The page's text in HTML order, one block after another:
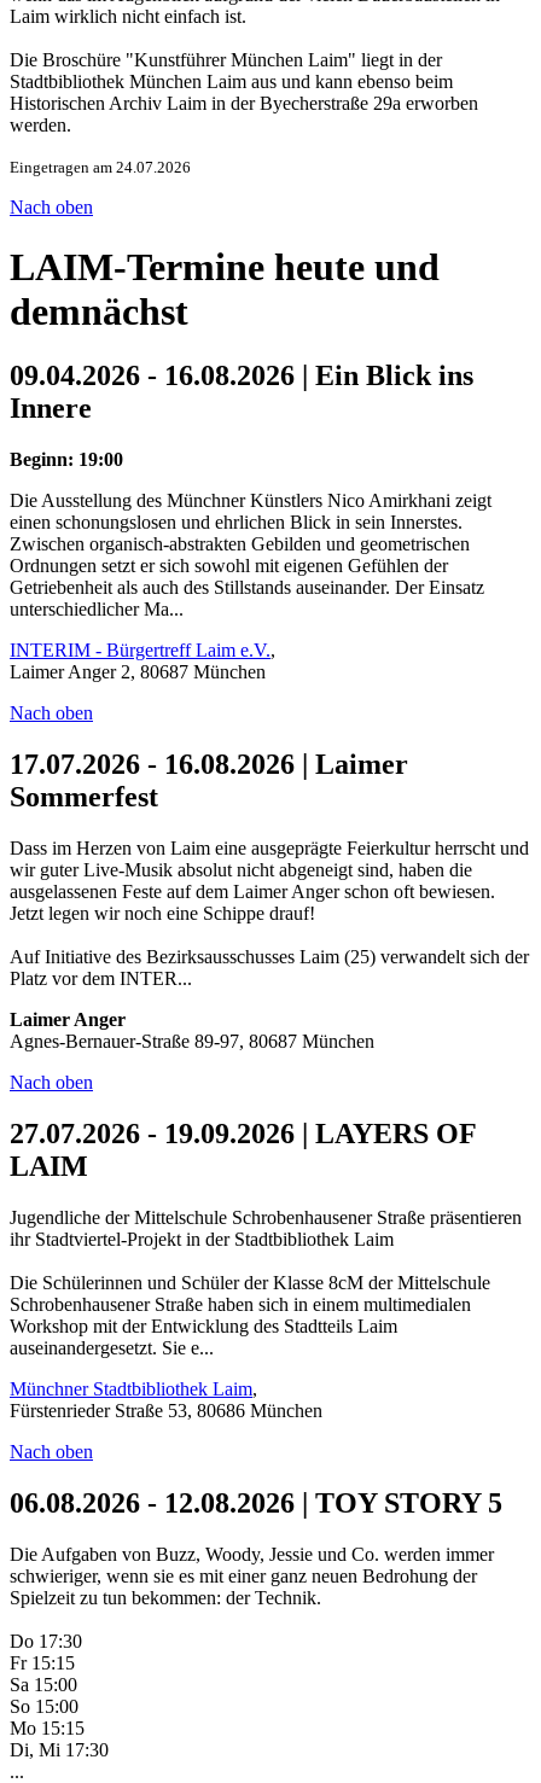
Laim wirklich nicht einfach ist.
Die Broschüre "Kunstführer München Laim" liegt in der
Stadtbibliothek München Laim aus und kann ebenso beim
Historischen Archiv Laim in der Byecherstraße 29a erworben
werden.
Eingetragen am 24.07.2026
Nach oben
LAIM-Termine heute und
demnächst
09.04.2026 - 16.08.2026 | Ein Blick ins
Innere
Beginn: 19:00
Die Ausstellung des Münchner Künstlers Nico Amirkhani zeigt
einen schonungslosen und ehrlichen Blick in sein Innerstes.
Zwischen organisch-abstrakten Gebilden und geometrischen
Ordnungen setzt er sich sowohl mit eigenen Gefühlen der
Getriebenheit als auch des Stillstands auseinander. Der Einsatz
unterschiedlicher Ma...
INTERIM - Bürgertreff Laim e.V.,
Laimer Anger 2, 80687 München
Nach oben
17.07.2026 - 16.08.2026 | Laimer
Sommerfest
Dass im Herzen von Laim eine ausgeprägte Feierkultur herrscht und
wir guter Live-Musik absolut nicht abgeneigt sind, haben die
ausgelassenen Feste auf dem Laimer Anger schon oft bewiesen.
Jetzt legen wir noch eine Schippe drauf!
Auf Initiative des Bezirksausschusses Laim (25) verwandelt sich der
Platz vor dem INTER...
Laimer Anger
Agnes-Bernauer-Straße 89-97, 80687 München
Nach oben
27.07.2026 - 19.09.2026 | LAYERS OF
LAIM
Jugendliche der Mittelschule Schrobenhausener Straße präsentieren
ihr Stadtviertel-Projekt in der Stadtbibliothek Laim
Die Schülerinnen und Schüler der Klasse 8cM der Mittelschule
Schrobenhausener Straße haben sich in einem multimedialen
Workshop mit der Entwicklung des Stadtteils Laim
auseinandergesetzt. Sie e...
Münchner Stadtbibliothek Laim,
Fürstenrieder Straße 53, 80686 München
Nach oben
06.08.2026 - 12.08.2026 | TOY STORY 5
Die Aufgaben von Buzz, Woody, Jessie und Co. werden immer
schwieriger, wenn sie es mit einer ganz neuen Bedrohung der
Spielzeit zu tun bekommen: der Technik.
Do 17:30
Fr 15:15
Sa 15:00
So 15:00
Mo 15:15
Di, Mi 17:30
...